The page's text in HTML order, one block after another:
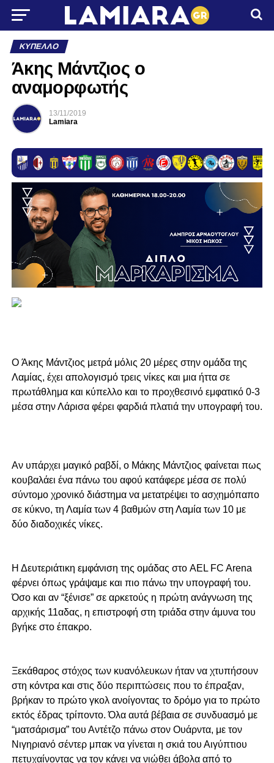
ΚΎΠΕΛΛΟ
Άκης Μάντζιος ο
αναμορφωτής
13/11/2019
Lamiara
O Άκης Μάντζιος μετρά μόλις 20 μέρες στην ομάδα της
Λαμίας, έχει απολογισμό τρεις νίκες και μια ήττα σε
πρωτάθλημα και κύπελλο και το προχθεσινό εμφατικό 0-3
μέσα στην Λάρισα φέρει φαρδιά πλατιά την υπογραφή του.
Aν υπάρχει μαγικό ραβδί, ο Μάκης Μάντζιος φαίνεται πως
κουβαλάει ένα πάνω του αφού κατάφερε μέσα σε πολύ
σύντομο χρονικό διάστημα να μετατρέψει το ασχημόπαπο
σε κύκνο, τη Λαμία των 4 βαθμών στη Λαμία των 10 με
δύο διαδοχικές νίκες.
Η Δευτεριάτικη εμφάνιση της ομάδας στο AEL FC Arena
φέρνει όπως γράψαμε και πιο πάνω την υπογραφή του.
Όσο και αν “ξένισε” σε αρκετούς η πρώτη ανάγνωση της
αρχικής 11αδας, η επιστροφή στη τριάδα στην άμυνα του
βγήκε στο έπακρο.
Ξεκάθαρος στόχος των κυανόλευκων ήταν να χτυπήσουν
στη κόντρα και στις δύο περιπτώσεις που το έπραξαν,
βρήκαν το πρώτο γκολ ανοίγοντας το δρόμο για το πρώτο
εκτός έδρας τρίποντο. Όλα αυτά βέβαια σε συνδυασμό με
“ματσάρισμα” του Αντέτζο πάνω στον Ουάρντα, με τον
Νιγηριανό σέντερ μπακ να γίνεται η σκιά του Αιγύπτιου
πετυχαίνοντας να τον κάνει να νιώθει άβολα από το